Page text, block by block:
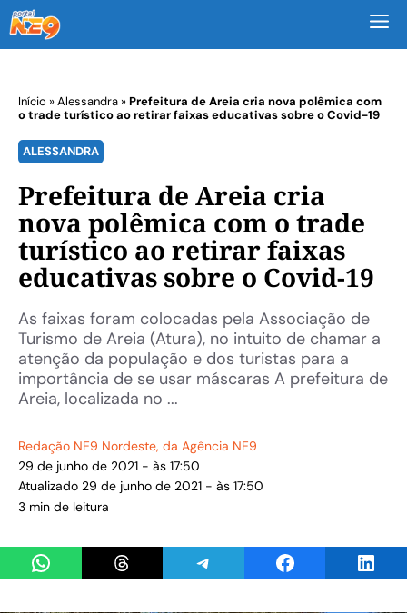
Início »Alessandra»Prefeitura de Areia cria nova polêmica com
o trade turístico ao retirar faixas educativas sobre o Covid-19
ALESSANDRA
Prefeitura de Areia cria
nova polêmica com o trade
turístico ao retirar faixas
educativas sobre o Covid-19
As faixas foram colocadas pela Associação de
Turismo de Areia (Atura), no intuito de chamar a
atenção da população e dos turistas para a
importância de se usar máscaras A prefeitura de
Areia, localizada no ...
Redação NE9 Nordeste, da Agência NE9
29 de junho de 2021 - às 17:50
Atualizado 29 de junho de 2021 - às 17:50
3 min de leitura
Share on WhatsAppShare on ThreadsShare on TelegramShare on Facebook